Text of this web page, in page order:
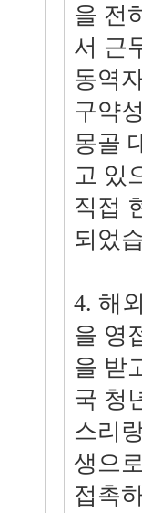
을 전
서 근
동역
구약
몽골
고 있
직접
되었
4. 해
을 영
을 받
국 청
스리
생으
접촉